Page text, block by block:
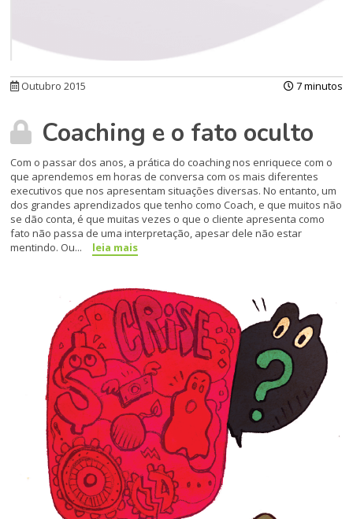
Outubro 2015 7 minutos
Coaching e o fato oculto
Com o passar dos anos, a prática do coaching nos enriquece com o
que aprendemos em horas de conversa com os mais diferentes
executivos que nos apresentam situações diversas. No entanto, um
dos grandes aprendizados que tenho como Coach, e que muitos não
se dão conta, é que muitas vezes o que o cliente apresenta como
fato não passa de uma interpretação, apesar dele não estar
mentindo. Ou...
leia mais